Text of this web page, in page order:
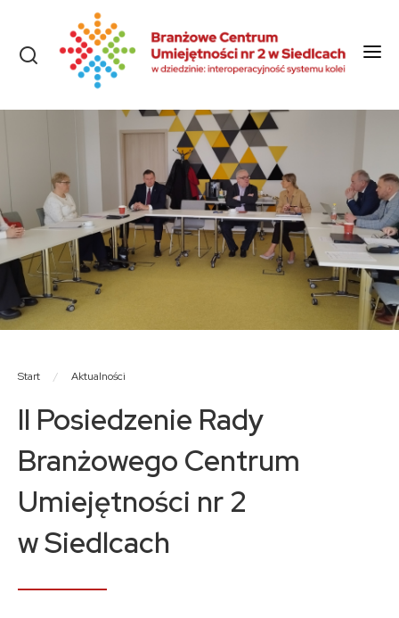
Start
Aktualności
Szkolenia i kursy
Olimpiady
Konkursy
Rekrutacja
Dokumenty
Kontakt
A
Start / Aktualności
II Posiedzenie Rady
Branżowego Centrum
Umiejętności nr 2
w Siedlcach